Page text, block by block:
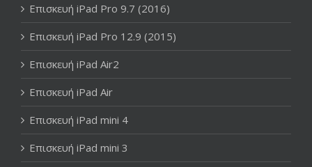
Επισκευή iPad Pro 9.7 (2016)
Επισκευή iPad Pro 12.9 (2015)
Επισκευή iPad Air2
Επισκευή iPad Air
Επισκευή iPad mini 4
Επισκευή iPad mini 3